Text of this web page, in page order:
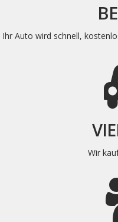
Ihr Auto wird schnell,
Wir